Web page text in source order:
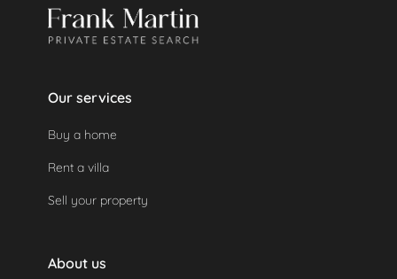
Our services
Buy a home
Rent a villa
Sell your property
About us